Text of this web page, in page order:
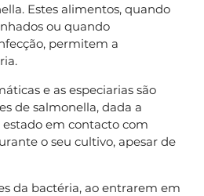
Estes alimentos, quando
ou quando
permitem a
e as especiarias são
de salmonella, dada a
em contacto com
o seu cultivo, apesar de
da bactéria, ao entrarem em